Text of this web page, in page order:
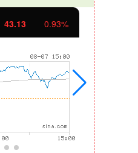
11.37 1.01%